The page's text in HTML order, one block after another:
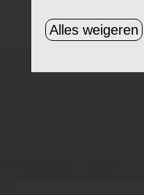
Alles weigeren